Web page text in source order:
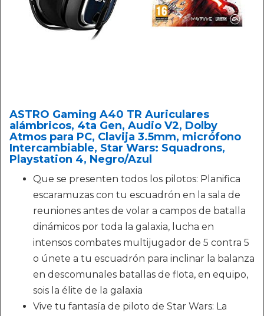
ASTRO Gaming A40 TR Auriculares
alámbricos, 4ta Gen, Audio V2, Dolby
Atmos para PC, Clavija 3.5mm, micrófono
Intercambiable, Star Wars: Squadrons,
Playstation 4, Negro/Azul
Que se presenten todos los pilotos: Planifica
escaramuzas con tu escuadrón en la sala de
reuniones antes de volar a campos de batalla
dinámicos por toda la galaxia, lucha en
intensos combates multijugador de 5 contra 5
o únete a tu escuadrón para inclinar la balanza
en descomunales batallas de flota, en equipo,
sois la élite de la galaxia
Vive tu fantasía de piloto de Star Wars: La